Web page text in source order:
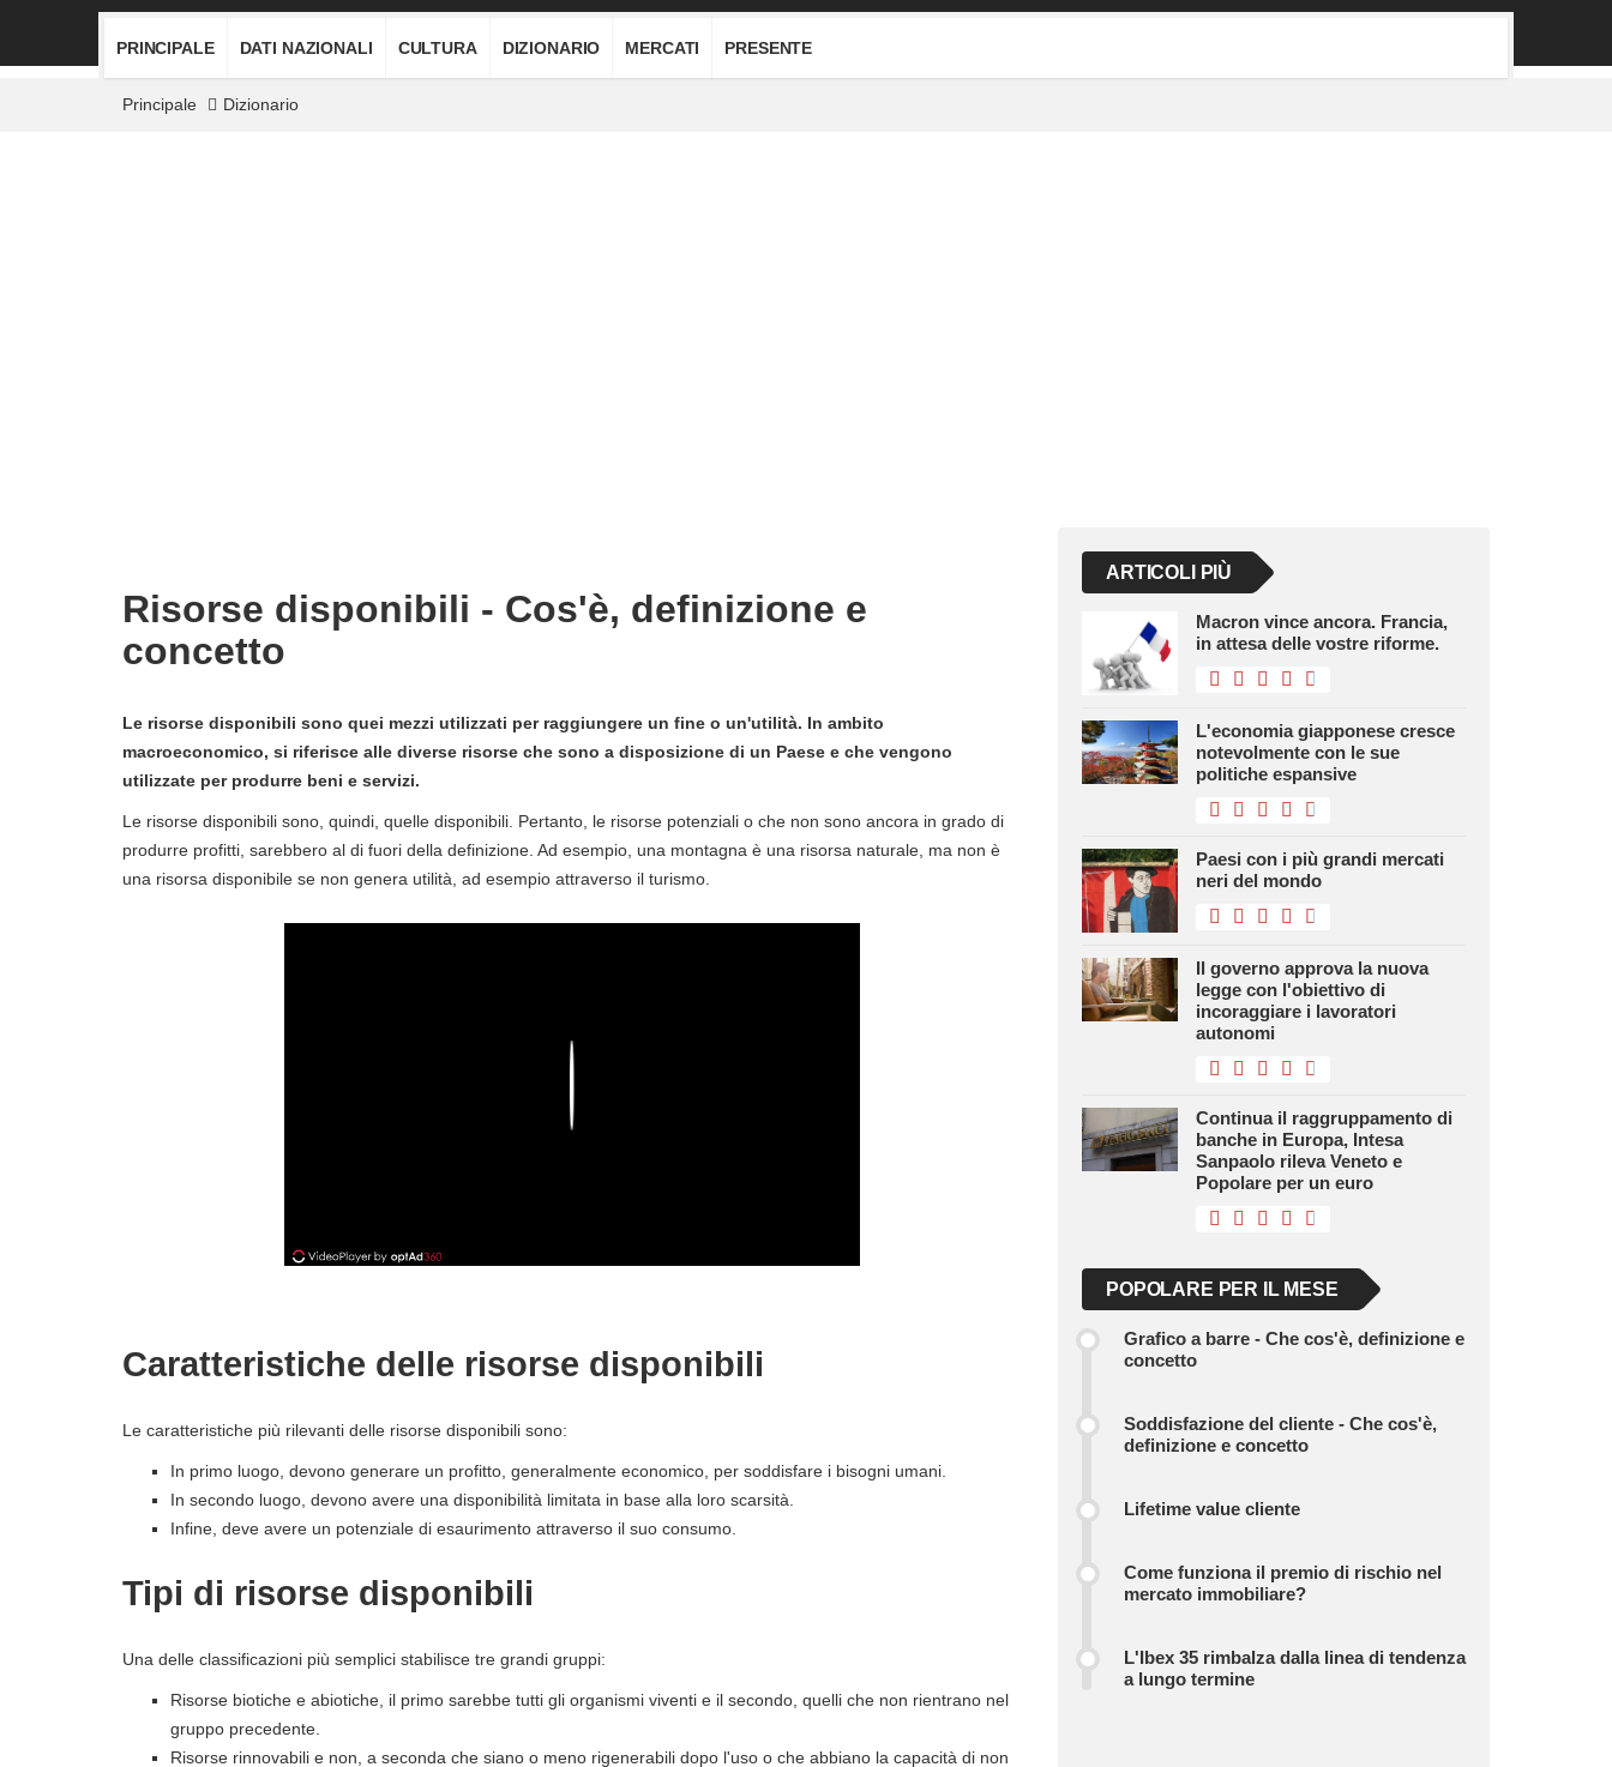
PRINCIPALE DATI NAZIONALI CULTURA DIZIONARIO MERCATI PRESENTE
Principale Dizionario
Risorse disponibili - Cos'è, definizione e
concetto
Le risorse disponibili sono quei mezzi utilizzati per raggiungere un fine o un'utilità. In ambito
macroeconomico, si riferisce alle diverse risorse che sono a disposizione di un Paese e che vengono
utilizzate per produrre beni e servizi.
Le risorse disponibili sono, quindi, quelle disponibili. Pertanto, le risorse potenziali o che non sono ancora in grado di
produrre profitti, sarebbero al di fuori della definizione. Ad esempio, una montagna è una risorsa naturale, ma non è
una risorsa disponibile se non genera utilità, ad esempio attraverso il turismo.
Caratteristiche delle risorse disponibili
Le caratteristiche più rilevanti delle risorse disponibili sono:
In primo luogo, devono generare un profitto, generalmente economico, per soddisfare i bisogni umani.
In secondo luogo, devono avere una disponibilità limitata in base alla loro scarsità.
Infine, deve avere un potenziale di esaurimento attraverso il suo consumo.
Tipi di risorse disponibili
Una delle classificazioni più semplici stabilisce tre grandi gruppi:
Risorse biotiche e abiotiche, il primo sarebbe tutti gli organismi viventi e il secondo, quelli che non rientrano nel
gruppo precedente.
Risorse rinnovabili e non, a seconda che siano o meno rigenerabili dopo l'uso o che abbiano la capacità di non
ARTICOLI PIÙ
Macron vince ancora. Francia,
in attesa delle vostre riforme.
L'economia giapponese cresce
notevolmente con le sue
politiche espansive
Paesi con i più grandi mercati
neri del mondo
Il governo approva la nuova
legge con l'obiettivo di
incoraggiare i lavoratori
autonomi
Continua il raggruppamento di
banche in Europa, Intesa
Sanpaolo rileva Veneto e
Popolare per un euro
POPOLARE PER IL MESE
Grafico a barre - Che cos'è, definizione e
concetto
Soddisfazione del cliente - Che cos'è,
definizione e concetto
Lifetime value cliente
Come funziona il premio di rischio nel
mercato immobiliare?
L'Ibex 35 rimbalza dalla linea di tendenza
a lungo termine